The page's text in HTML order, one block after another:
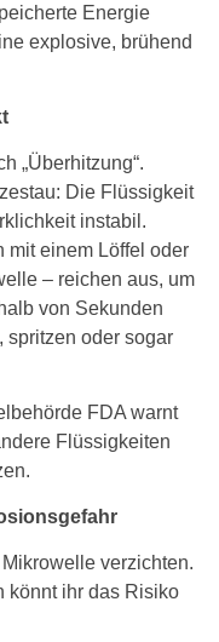
Energie
explosive, brühend
„Überhitzung“.
Die Flüssigkeit
instabil.
mit einem Löffel oder
– reichen aus, um
von Sekunden
spritzen oder sogar
FDA warnt
Flüssigkeiten
verzichten.
könnt ihr das Risiko